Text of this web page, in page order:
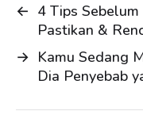
← 4 Tips
Pastikan &
→ Kamu Sedang
Dia Penyebab